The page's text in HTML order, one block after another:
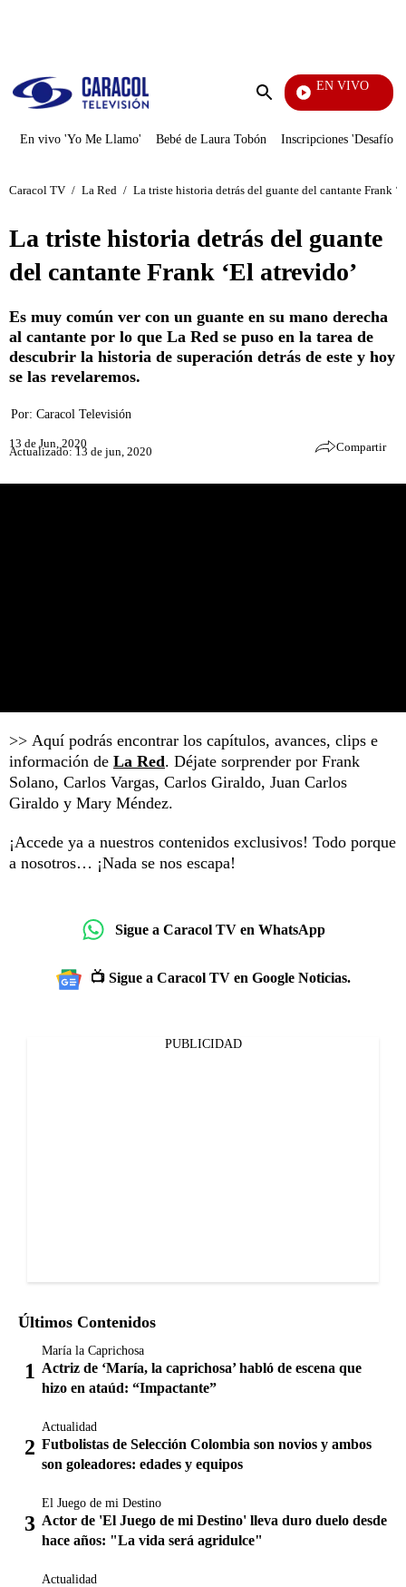
Enviar
EN VIVO
Yo Me Llamo
En vivo 'Yo Me Llamo' Bebé de Laura Tobón Inscripciones 'Desafío'
Caracol TV / La Red / La triste historia detrás del guante del cantante Frank
La triste historia detrás del guante
del cantante Frank ‘El atrevido’
Es muy común ver con un guante en su mano derecha
al cantante por lo que La Red se puso en la tarea de
descubrir la historia de superación detrás de este y hoy
se las revelaremos.
Por: Caracol Televisión
13 de Jun, 2020
Actualizado: 13 de jun, 2020 Compartir
>> Aquí podrás encontrar los capítulos, avances, clips e
información de La Red. Déjate sorprender por Frank
Solano, Carlos Vargas, Carlos Giraldo, Juan Carlos
Giraldo y Mary Méndez.
¡Accede ya a nuestros contenidos exclusivos! Todo porque
a nosotros… ¡Nada se nos escapa!
Sigue a Caracol TV en WhatsApp
📺 Sigue a Caracol TV en Google Noticias.
PUBLICIDAD
Últimos Contenidos
María la Caprichosa
Actriz de ‘María, la caprichosa’ habló de escena que
hizo en ataúd: “Impactante”
Actualidad
Futbolistas de Selección Colombia son novios y ambos
son goleadores: edades y equipos
El Juego de mi Destino
Actor de 'El Juego de mi Destino' lleva duro duelo desde
hace años: "La vida será agridulce"
Actualidad